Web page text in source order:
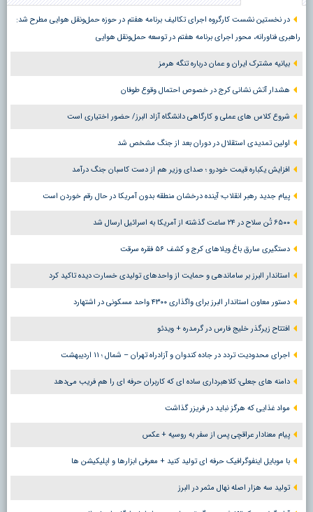
در نخستین نشست کارگروه اجرای تکالیف برنامه هفتم در حوزه حمل‌ونقل هوایی مطرح شد:
راهبری فناورانه، محور اجرای برنامه هفتم در توسعه حمل‌ونقل هوایی
بیانیه مشترک ایران و عمان درباره تنگه هرمز
هشدار آتش نشانی کرج در خصوص احتمال وقوع طوفان
شروع کلاس های عملی و کارگاهی دانشگاه آزاد البرز/ حضور اختیاری است
اولین تمدیدی استقلال در دوران بعد از جنگ مشخص شد
افزایش یکباره قیمت خودرو ؛ صدای وزیر هم از دست کاسبان جنگ درآمد
پیام جدید رهبر انقلاب؛ آینده درخشان منطقه بدون آمریکا در حال رقم خوردن است
۶۵۰۰ تُن سلاح در ۲۴ ساعت گذشته از آمریکا به اسرائیل ارسال شد
دستگیری سارق باغ ویلاهای کرج و کشف ۵۶ فقره سرقت
استاندار البرز بر ساماندهی و حمایت از واحدهای تولیدی خسارت دیده تاکید کرد
دستور معاون استاندار البرز برای واگذاری ۴۳۰۰ واحد مسکونی در اشتهارد
افتتاح زیرگذر خلیج فارس در گرمدره + ویدئو
اجرای محدودیت تردد در جاده کندوان و آزادراه تهران – شمال ؛ ١١ اردیبهشت
دامنه های جعلی؛ کلاهبرداری ساده ای که کاربران حرفه ای را هم فریب می‌دهد
مواد غذایی که هرگز نباید در فریزر گذاشت
پیام معنادار عراقچی پس از سفر به روسیه + عکس
با موبایل اینفوگرافیک حرفه ای تولید کنید + معرفی ابزارها و اپلیکیشن ها
تولید سه هزار اصله نهال مثمر در البرز